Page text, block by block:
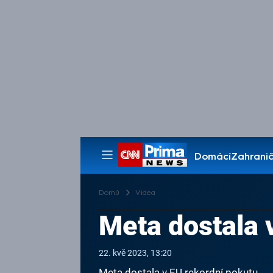
Domácí
Pořady
Domů Videa
Meta dostala
22. kvě 2023, 13:20